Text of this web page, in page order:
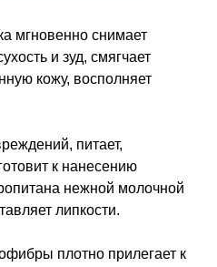
мгновенно снимает
и зуд, смягчает
кожу, восполняет
питает,
к нанесению
нежной молочной
липкости.
плотно прилегает к